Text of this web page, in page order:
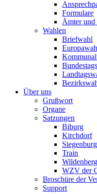
Formulare
Ämter und
Wahlen
Briefwahl
Über uns
Grußwort
Organe
Satzungen
Biburg
Kirchdorf
Siegenburg
Train
Wildenberg
WZV der
Broschüre der
Support